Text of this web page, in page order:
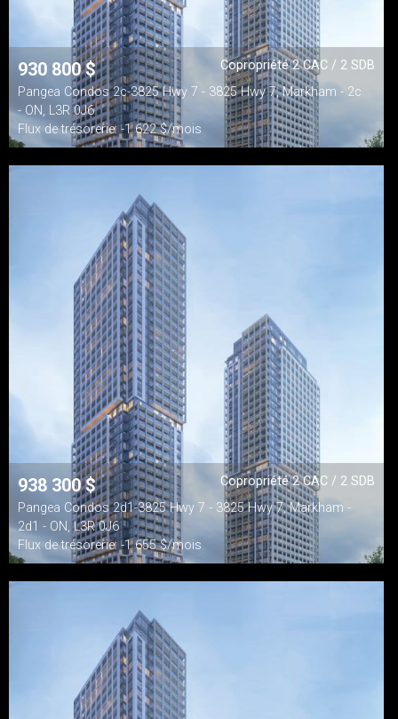
930 800$
Copropriété 2 CAC / 2 SDB
Pangea Condos 2c-3825 Hwy 7 - 3825 Hwy 7, Markham - 2c
- ON, L3R 0J6
Flux de trésorerie: -1 622 $/mois
938 300$
Copropriété 2 CAC / 2 SDB
Pangea Condos 2d1-3825 Hwy 7 - 3825 Hwy 7, Markham -
2d1 - ON, L3R 0J6
Flux de trésorerie: -1 655 $/mois